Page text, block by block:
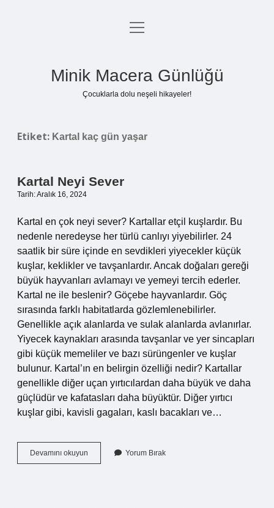
Anasayfa
menüyü
Minik Macera Günlüğü
Çocuklarla dolu neşeli hikayeler!
Etiket: Kartal kaç gün yaşar
Kartal Neyi Sever
Tarih: Aralık 16, 2024
Kartal en çok neyi sever? Kartallar etçil kuşlardır. Bu
nedenle neredeyse her türlü canlıyı yiyebilirler. 24
saatlik bir süre içinde en sevdikleri yiyecekler küçük
kuşlar, keklikler ve tavşanlardır. Ancak doğaları gereği
büyük hayvanları avlamayı ve yemeyi tercih ederler.
Kartal ne ile beslenir? Göçebe hayvanlardır. Göç
sırasında farklı habitatlarda gözlemlenebilirler.
Genellikle açık alanlarda ve sulak alanlarda avlanırlar.
Yiyecek kaynakları arasında tavşanlar ve yer sincapları
gibi küçük memeliler ve bazı sürüngenler ve kuşlar
bulunur. Kartal’ın en belirgin özelliği nedir? Kartallar
genellikle diğer uçan yırtıcılardan daha büyük ve daha
güçlüdür ve kafatasları daha büyüktür. Diğer yırtıcı
kuşlar gibi, kavisli gagaları, kaslı bacakları ve…
Devamını okuyun
Neyi
Yorum Bırak